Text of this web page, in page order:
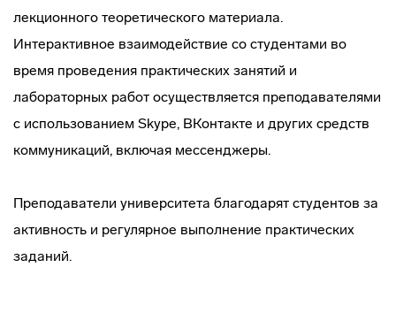
лекционного теоретического материала.
Интерактивное взаимодействие со студентами во
время проведения практических занятий и
лабораторных работ осуществляется преподавателями
с использованием Skype, ВКонтакте и других средств
коммуникаций, включая мессенджеры.
Преподаватели университета благодарят студентов за
активность и регулярное выполнение практических
заданий.